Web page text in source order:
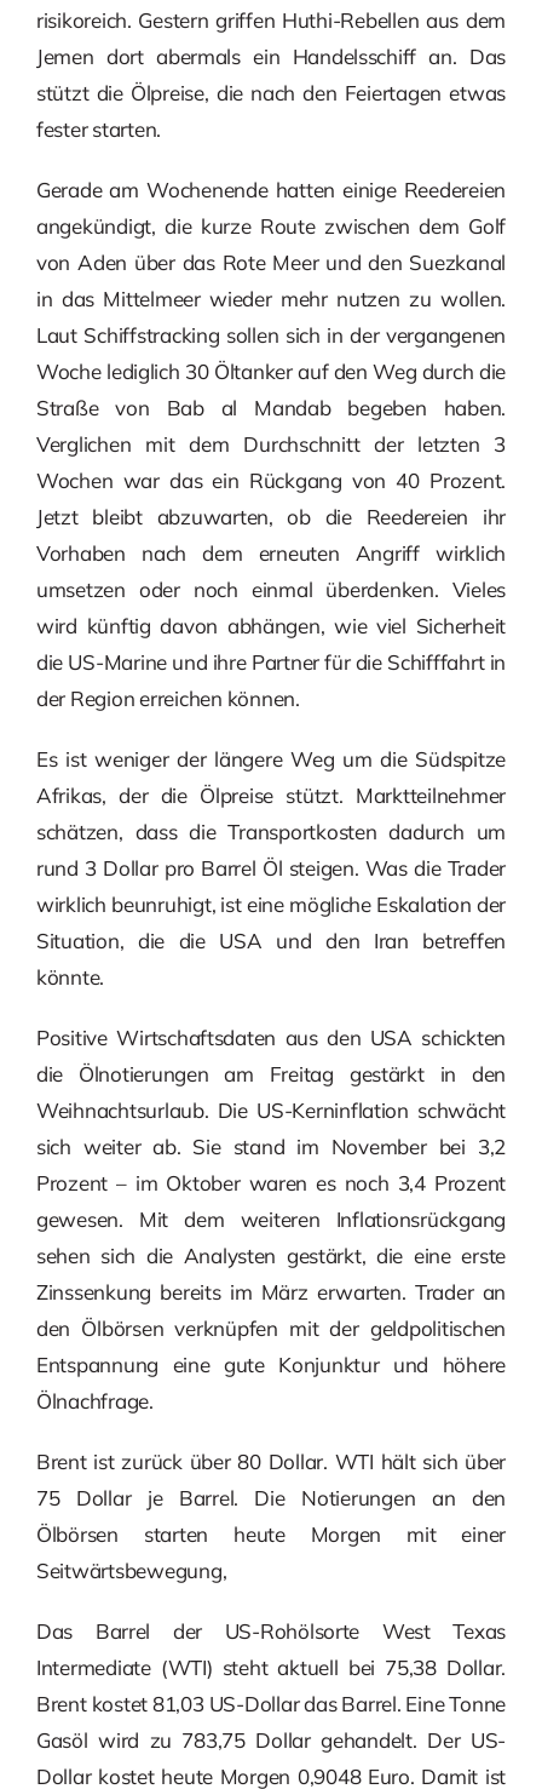
risikoreich. Gestern griffen Huthi-Rebellen aus dem
Jemen dort abermals ein Handelsschiff an. Das
stützt die Ölpreise, die nach den Feiertagen etwas
fester starten.
Gerade am Wochenende hatten einige Reedereien
angekündigt, die kurze Route zwischen dem Golf
von Aden über das Rote Meer und den Suezkanal
in das Mittelmeer wieder mehr nutzen zu wollen.
Laut Schiffstracking sollen sich in der vergangenen
Woche lediglich 30 Öltanker auf den Weg durch die
Straße von Bab al Mandab begeben haben.
Verglichen mit dem Durchschnitt der letzten 3
Wochen war das ein Rückgang von 40 Prozent.
Jetzt bleibt abzuwarten, ob die Reedereien ihr
Vorhaben nach dem erneuten Angriff wirklich
umsetzen oder noch einmal überdenken. Vieles
wird künftig davon abhängen, wie viel Sicherheit
die US-Marine und ihre Partner für die Schifffahrt in
der Region erreichen können.
Es ist weniger der längere Weg um die Südspitze
Afrikas, der die Ölpreise stützt. Marktteilnehmer
schätzen, dass die Transportkosten dadurch um
rund 3 Dollar pro Barrel Öl steigen. Was die Trader
wirklich beunruhigt, ist eine mögliche Eskalation der
Situation, die die USA und den Iran betreffen
könnte.
Positive Wirtschaftsdaten aus den USA schickten
die Ölnotierungen am Freitag gestärkt in den
Weihnachtsurlaub. Die US-Kerninflation schwächt
sich weiter ab. Sie stand im November bei 3,2
Prozent – im Oktober waren es noch 3,4 Prozent
gewesen. Mit dem weiteren Inflationsrückgang
sehen sich die Analysten gestärkt, die eine erste
Zinssenkung bereits im März erwarten. Trader an
den Ölbörsen verknüpfen mit der geldpolitischen
Entspannung eine gute Konjunktur und höhere
Ölnachfrage.
Brent ist zurück über 80 Dollar. WTI hält sich über
75 Dollar je Barrel. Die Notierungen an den
Ölbörsen starten heute Morgen mit einer
Seitwärtsbewegung,
Das Barrel der US-Rohölsorte West Texas
Intermediate (WTI) steht aktuell bei 75,38 Dollar.
Brent kostet 81,03 US-Dollar das Barrel. Eine Tonne
Gasöl wird zu 783,75 Dollar gehandelt. Der US-
Dollar kostet heute Morgen 0,9048 Euro. Damit ist